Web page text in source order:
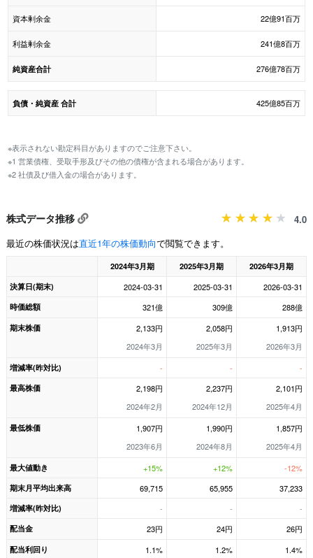
資本剰余金 22億91百万
利益剰余金 241億8百万
純資産合計 276億78百万
負債・純資産 合計 425億85百万
※表示されない勘定科目がありますのでご注意下さい。
※1 営業債権、受取手形及びその他の債権が含まれる場合があります。
※2 社債及び借入金の場合があります。
株式データ推移
4.0
最近の株価状況は直近1年の株価動向で閲覧できます。
2024年3月期 2025年3月期
2026年3月期
決算日(期末)
2024-03-31 2025-03-31 2026-03-31
時価総額 321億 309億 288億
期末株価
2,133円
2024年3月
2,058円
2025年3月
1,913円
2026年3月
増減率(昨対比) - - -
最高株価
2,198円
2024年2月
2,237円
2024年12月
2,101円
2025年4月
最低株価
1,907円
2023年6月
1,990円
2024年8月
1,857円
2025年4月
最大値動き +15% +12% -12%
期末月平均出来高 69,715 65,955 37,233
増減率(昨対比) - - -
配当金 23円 24円 26円
配当利回り 1.1% 1.2% 1.4%